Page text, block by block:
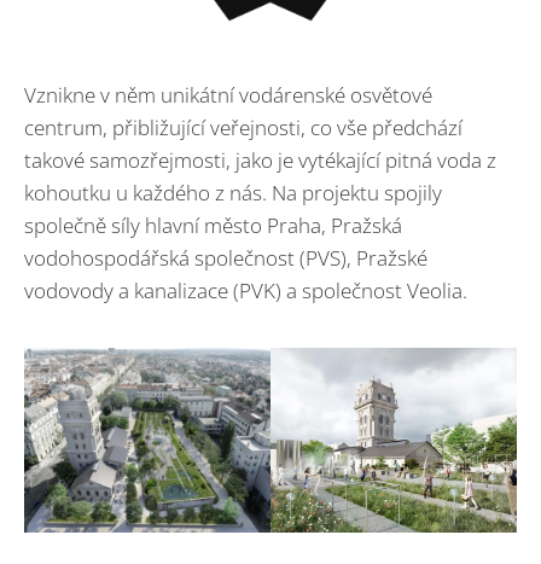
Vznikne v něm unikátní vodárenské osvětové
centrum, přibližující veřejnosti, co vše předchází
takové samozřejmosti, jako je vytékající pitná voda z
kohoutku u každého z nás. Na projektu spojily
společně síly hlavní město Praha, Pražská
vodohospodářská společnost (PVS), Pražské
vodovody a kanalizace (PVK) a společnost Veolia.